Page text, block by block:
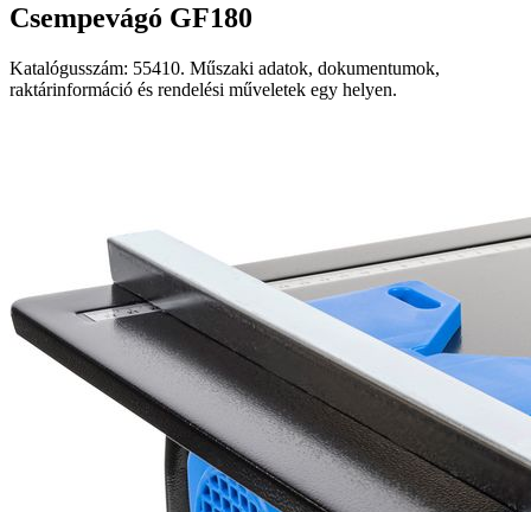
Csempevágó GF180
Katalógusszám: 55410. Műszaki adatok, dokumentumok,
raktárinformáció és rendelési műveletek egy helyen.